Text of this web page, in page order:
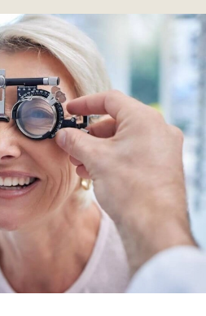
profissionalismo, e em
nunca se atrasaram ou
vivamente
funcionários
e muito simpáticos.
Recomendo!
justo e lentes